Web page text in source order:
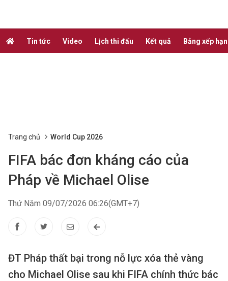
Tin tức Video Lịch thi đấu Kết quả Bảng xếp
Trang chủ World Cup 2026
FIFA bác đơn kháng cáo của
Pháp về Michael Olise
Thứ Năm 09/07/2026 06:26(GMT+7)
ĐT Pháp thất bại trong nỗ lực xóa thẻ vàng
cho Michael Olise sau khi FIFA chính thức bác